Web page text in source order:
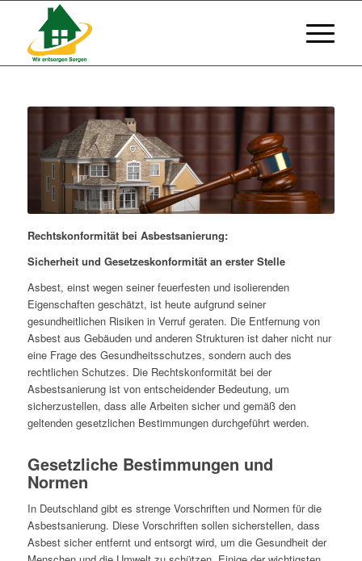
Rechtskonformität bei Asbestsanierung:
Sicherheit und Gesetzeskonformität an erster Stelle
Asbest, einst wegen seiner feuerfesten und isolierenden
Eigenschaften geschätzt, ist heute aufgrund seiner
gesundheitlichen Risiken in Verruf geraten. Die Entfernung von
Asbest aus Gebäuden und anderen Strukturen ist daher nicht nur
eine Frage des Gesundheitsschutzes, sondern auch des
rechtlichen Schutzes. Die Rechtskonformität bei der
Asbestsanierung ist von entscheidender Bedeutung, um
sicherzustellen, dass alle Arbeiten sicher und gemäß den
geltenden gesetzlichen Bestimmungen durchgeführt werden.
Gesetzliche Bestimmungen und
Normen
In Deutschland gibt es strenge Vorschriften und Normen für die
Asbestsanierung. Diese Vorschriften sollen sicherstellen, dass
Asbest sicher entfernt und entsorgt wird, um die Gesundheit der